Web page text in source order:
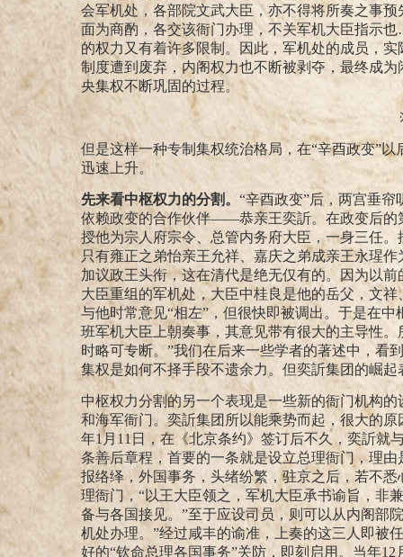
会军机处，各部院文武大臣，亦不得将所奏之事
面为商酌，各交该衙门办理，不关军机大臣指示
的权力又有着许多限制。因此，军机处的成员，
制度遭到废弃，内阁权力也不断被剥夺，最终成
央集权不断巩固的过程。
但是这样一种专制集权统治格局，在“辛酉政变”
迅速上升。
先来看中枢权力的分割。 “辛酉政变”后，两宫垂
依赖政变的合作伙伴——恭亲王奕訢。在政变后的
授他为宗人府宗令、总管内务府大臣，一身三任
只有雍正之弟怡亲王允祥、嘉庆之弟成亲王永瑆
加议政王头衔，这在清代是绝无仅有的。因为以
大臣重组的军机处，大臣中桂良是他的岳父，文
与他时常意见“相左”， 但很快即被调出。于是在中
班军机大臣上朝奏事，其意见带有很大的主导性
时略可专断。”我们在后来一些学者的著述中，看
集权是如何不择手段不遗余力。但奕訢集团的崛
中枢权力分割的另一个表现是一些新的衙门机构
和海军衙门。奕訢集团所以能乘势而起，很大的
年1月 11日，在《北京条约》签订后不久，奕訢就
条善后章程，首要的一条就是设立总理衙门，理
报络绎，外国事务，头绪纷繁，驻京之后，若不
理衙门，“以王大臣领之，军机大臣承书谕旨，非
备与各国接见。”至于应设司员，则可以从内阁部
机处办理。”经过咸丰的谕准，上奏的这三人即被
好的“钦命总理各国事务”关防，即刻启用。当年12